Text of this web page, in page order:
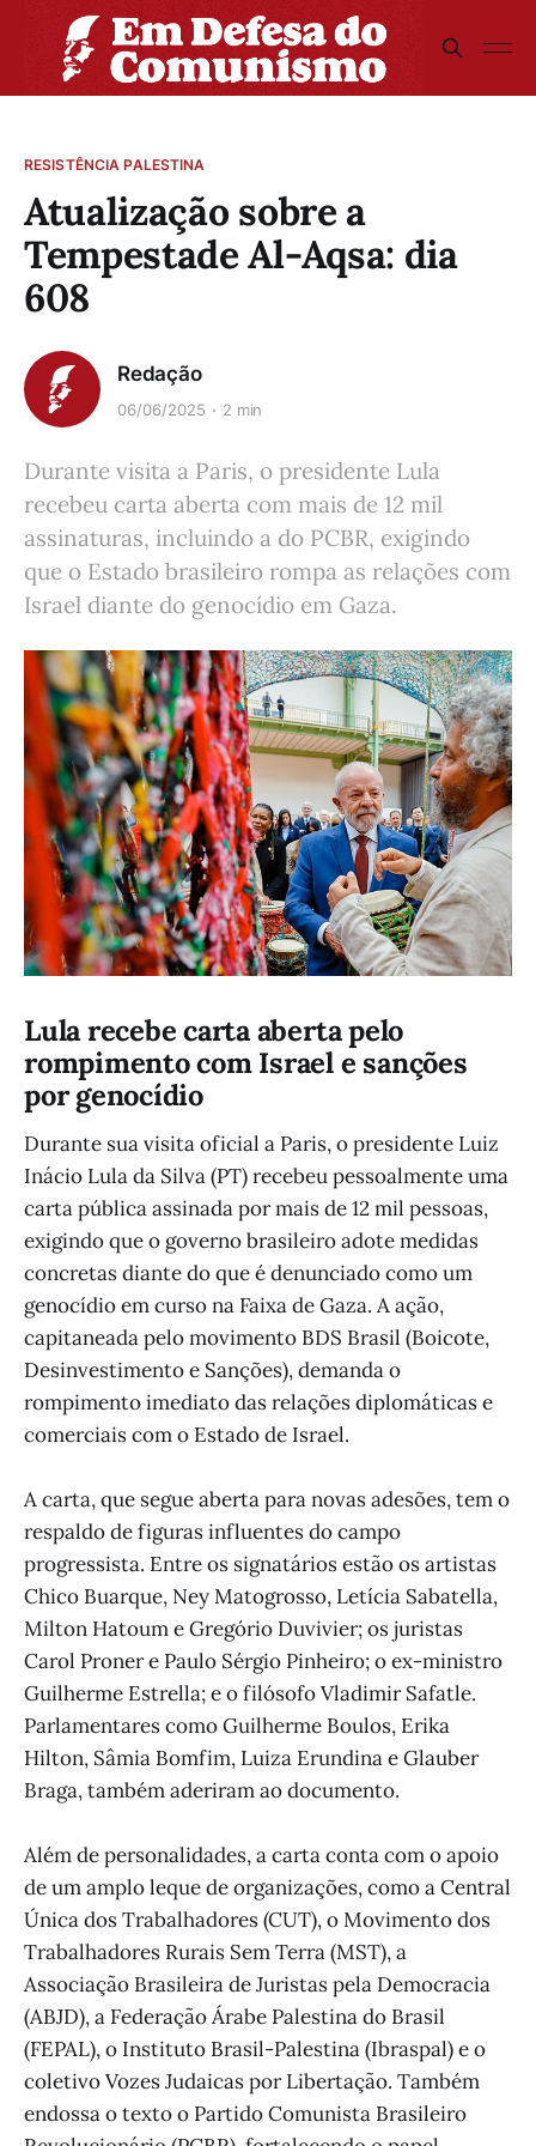
RESISTÊNCIA PALESTINA
Atualização sobre a
Tempestade Al-Aqsa: dia
608
Redação
06/06/2025 2 min
Durante visita a Paris, o presidente Lula
recebeu carta aberta com mais de 12 mil
assinaturas, incluindo a do PCBR, exigindo
que o Estado brasileiro rompa as relações com
Israel diante do genocídio em Gaza.
Lula recebe carta aberta pelo
rompimento com Israel e sanções
por genocídio
Durante sua visita oficial a Paris, o presidente Luiz
Inácio Lula da Silva (PT) recebeu pessoalmente uma
carta pública assinada por mais de 12 mil pessoas,
exigindo que o governo brasileiro adote medidas
concretas diante do que é denunciado como um
genocídio em curso na Faixa de Gaza. A ação,
capitaneada pelo movimento BDS Brasil (Boicote,
Desinvestimento e Sanções), demanda o
rompimento imediato das relações diplomáticas e
comerciais com o Estado de Israel.
A carta, que segue aberta para novas adesões, tem o
respaldo de figuras influentes do campo
progressista. Entre os signatários estão os artistas
Chico Buarque, Ney Matogrosso, Letícia Sabatella,
Milton Hatoum e Gregório Duvivier; os juristas
Carol Proner e Paulo Sérgio Pinheiro; o ex-ministro
Guilherme Estrella; e o filósofo Vladimir Safatle.
Parlamentares como Guilherme Boulos, Erika
Hilton, Sâmia Bomfim, Luiza Erundina e Glauber
Braga, também aderiram ao documento.
Além de personalidades, a carta conta com o apoio
de um amplo leque de organizações, como a Central
Única dos Trabalhadores (CUT), o Movimento dos
Trabalhadores Rurais Sem Terra (MST), a
Associação Brasileira de Juristas pela Democracia
(ABJD), a Federação Árabe Palestina do Brasil
(FEPAL), o Instituto Brasil-Palestina (Ibraspal) e o
coletivo Vozes Judaicas por Libertação. Também
endossa o texto o Partido Comunista Brasileiro